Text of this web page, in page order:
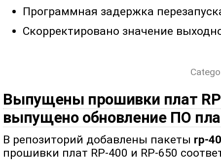
Программная задержка
Скорректировано значение
Выпущены прошивки плат
выпущено обновление ПО
В репозиторий добавлены пакеты rp-
прошивки плат RP-400 и RP-650